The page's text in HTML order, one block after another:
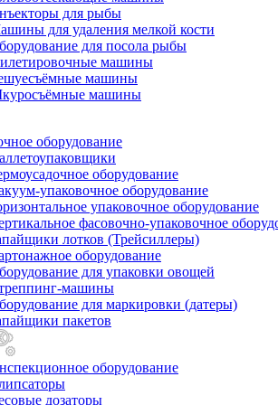
для рыбы
для удаления мелкой кости
для посола рыбы
машины
машины
машины
оборудование
оборудование
упаковочное оборудование
упаковочное оборудование
фасовочно-упаковочное
лотков (Трейсиллеры)
оборудование
для упаковки овощей
машины
для маркировки (датеры)
пакетов
оборудование
дозаторы